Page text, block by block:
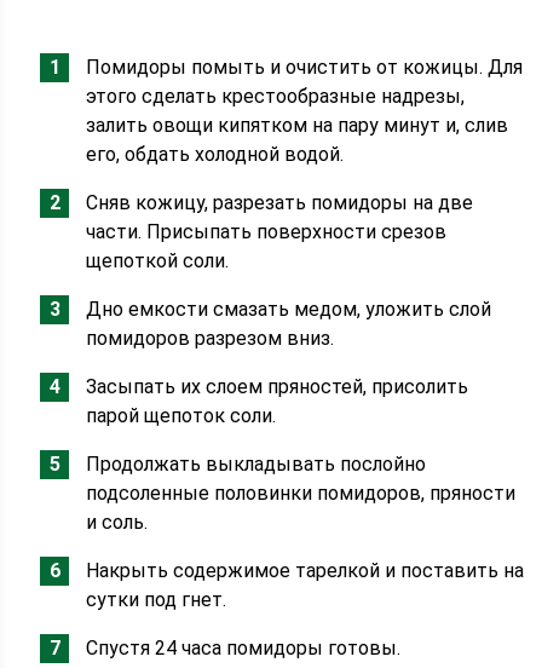
Помидоры помыть и очистить от кожицы. Для
этого сделать крестообразные надрезы,
залить овощи кипятком на пару минут и, слив
его, обдать холодной водой.
Сняв кожицу, разрезать помидоры на две
части. Присыпать поверхности срезов
щепоткой соли.
Дно емкости смазать медом, уложить слой
помидоров разрезом вниз.
Засыпать их слоем пряностей, присолить
парой щепоток соли.
Продолжать выкладывать послойно
подсоленные половинки помидоров, пряности
и соль.
Накрыть содержимое тарелкой и поставить на
сутки под гнет.
Спустя 24 часа помидоры готовы.